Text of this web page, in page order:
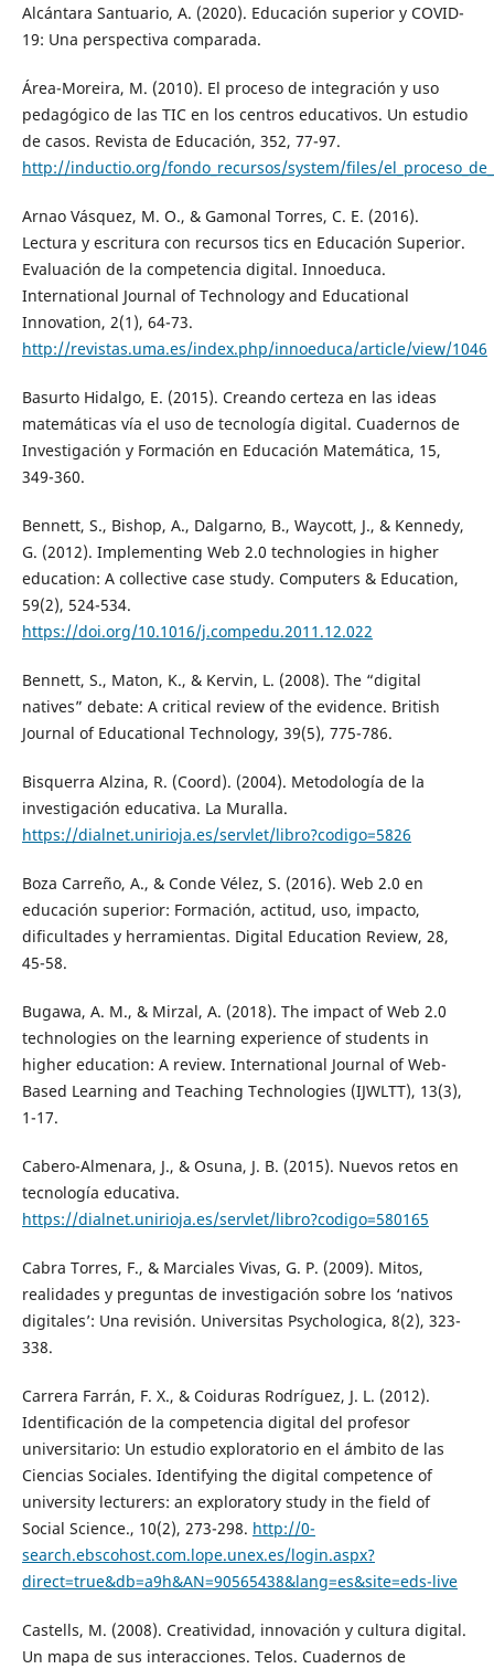
Alcántara Santuario, A. (2020). Educación superior y COVID-
19: Una perspectiva comparada.
Área-Moreira, M. (2010). El proceso de integración y uso
pedagógico de las TIC en los centros educativos. Un estudio
de casos. Revista de Educación, 352, 77-97.
http://inductio.org/fondo_recursos/system/files/
Arnao Vásquez, M. O., & Gamonal Torres, C. E. (2016).
Lectura y escritura con recursos tics en Educación Superior.
Evaluación de la competencia digital. Innoeduca.
International Journal of Technology and Educational
Innovation, 2(1), 64-73.
http://revistas.uma.es/index.php/innoeduca/article/view/1046
Basurto Hidalgo, E. (2015). Creando certeza en las ideas
matemáticas vía el uso de tecnología digital. Cuadernos de
Investigación y Formación en Educación Matemática, 15,
349-360.
Bennett, S., Bishop, A., Dalgarno, B., Waycott, J., & Kennedy,
G. (2012). Implementing Web 2.0 technologies in higher
education: A collective case study. Computers & Education,
59(2), 524-534.
https://doi.org/10.1016/j.compedu.2011.12.022
Bennett, S., Maton, K., & Kervin, L. (2008). The “digital
natives” debate: A critical review of the evidence. British
Journal of Educational Technology, 39(5), 775-786.
Bisquerra Alzina, R. (Coord). (2004). Metodología de la
investigación educativa. La Muralla.
https://dialnet.unirioja.es/servlet/libro?codigo=5826
Boza Carreño, A., & Conde Vélez, S. (2016). Web 2.0 en
educación superior: Formación, actitud, uso, impacto,
dificultades y herramientas. Digital Education Review, 28,
45-58.
Bugawa, A. M., & Mirzal, A. (2018). The impact of Web 2.0
technologies on the learning experience of students in
higher education: A review. International Journal of Web-
Based Learning and Teaching Technologies (IJWLTT), 13(3),
1-17.
Cabero-Almenara, J., & Osuna, J. B. (2015). Nuevos retos en
tecnología educativa.
https://dialnet.unirioja.es/servlet/libro?codigo=580165
Cabra Torres, F., & Marciales Vivas, G. P. (2009). Mitos,
realidades y preguntas de investigación sobre los ‘nativos
digitales’: Una revisión. Universitas Psychologica, 8(2), 323-
338.
Carrera Farrán, F. X., & Coiduras Rodríguez, J. L. (2012).
Identificación de la competencia digital del profesor
universitario: Un estudio exploratorio en el ámbito de las
Ciencias Sociales. Identifying the digital competence of
university lecturers: an exploratory study in the field of
Social Science., 10(2), 273-298. http://0-
search.ebscohost.com.lope.unex.es/login.aspx?
direct=true&db=a9h&AN=90565438&lang=es&site=eds-live
Castells, M. (2008). Creatividad, innovación y cultura digital.
Un mapa de sus interacciones. Telos. Cuadernos de